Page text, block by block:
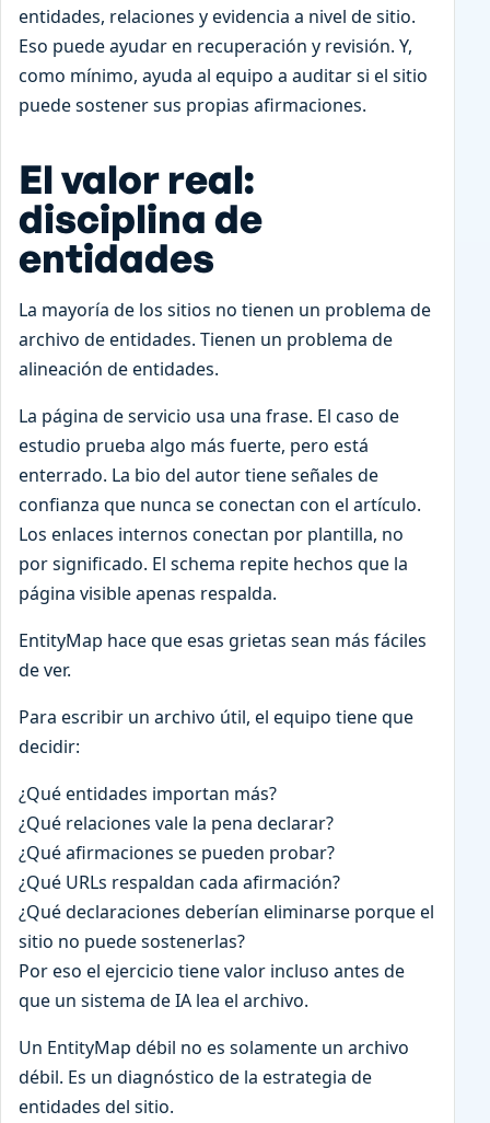
entidades, relaciones y evidencia a nivel de sitio.
Eso puede ayudar en recuperación y revisión. Y,
como mínimo, ayuda al equipo a auditar si el sitio
puede sostener sus propias afirmaciones.
El valor real:
disciplina de
entidades
La mayoría de los sitios no tienen un problema de
archivo de entidades. Tienen un problema de
alineación de entidades.
La página de servicio usa una frase. El caso de
estudio prueba algo más fuerte, pero está
enterrado. La bio del autor tiene señales de
confianza que nunca se conectan con el artículo.
Los enlaces internos conectan por plantilla, no
por significado. El schema repite hechos que la
página visible apenas respalda.
EntityMap hace que esas grietas sean más fáciles
de ver.
Para escribir un archivo útil, el equipo tiene que
decidir:
¿Qué entidades importan más?
¿Qué relaciones vale la pena declarar?
¿Qué afirmaciones se pueden probar?
¿Qué URLs respaldan cada afirmación?
¿Qué declaraciones deberían eliminarse porque el
sitio no puede sostenerlas?
Por eso el ejercicio tiene valor incluso antes de
que un sistema de IA lea el archivo.
Un EntityMap débil no es solamente un archivo
débil. Es un diagnóstico de la estrategia de
entidades del sitio.